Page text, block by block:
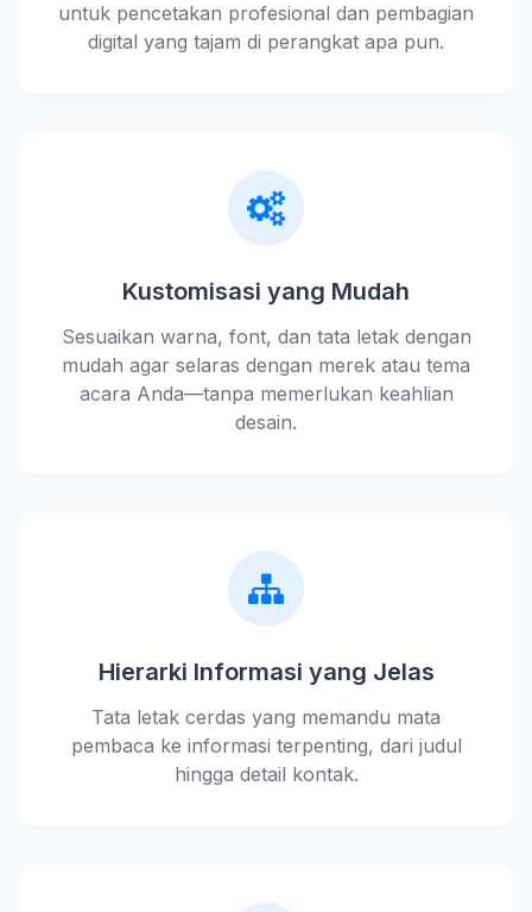
untuk pencetakan profesional dan pembagian
digital yang tajam di perangkat apa pun.
Kustomisasi yang Mudah
Sesuaikan warna, font, dan tata letak dengan
mudah agar selaras dengan merek atau tema
acara Anda—tanpa memerlukan keahlian
desain.
Hierarki Informasi yang Jelas
Tata letak cerdas yang memandu mata
pembaca ke informasi terpenting, dari judul
hingga detail kontak.